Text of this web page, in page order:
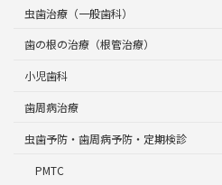
虫歯治療（一般歯科）
歯の根の治療（根管治療）
小児歯科
歯周病治療
虫歯予防・歯周病予防・定期検診
PMTC